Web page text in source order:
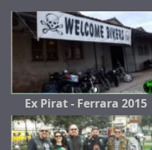
Ex Pirat - Ferrara 2015